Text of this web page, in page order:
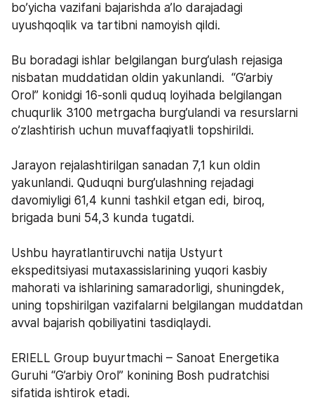
bo’yicha vazifani bajarishda a’lo darajadagi
uyushqoqlik va tartibni namoyish qildi.
Bu boradagi ishlar belgilangan burg’ulash rejasiga
nisbatan muddatidan oldin yakunlandi.  “G’arbiy
Orol” konidgi 16-sonli quduq loyihada belgilangan
chuqurlik 3100 metrgacha burg’ulandi va resurslarni
o’zlashtirish uchun muvaffaqiyatli topshirildi.
Jarayon rejalashtirilgan sanadan 7,1 kun oldin
yakunlandi. Quduqni burg’ulashning rejadagi
davomiyligi 61,4 kunni tashkil etgan edi, biroq,
brigada buni 54,3 kunda tugatdi.
Ushbu hayratlantiruvchi natija Ustyurt
ekspeditsiyasi mutaxassislarining yuqori kasbiy
mahorati va ishlarining samaradorligi, shuningdek,
uning topshirilgan vazifalarni belgilangan muddatdan
avval bajarish qobiliyatini tasdiqlaydi.
ERIELL Group buyurtmachi – Sanoat Energetika
Guruhi “G’arbiy Orol” konining Bosh pudratchisi
sifatida ishtirok etadi.